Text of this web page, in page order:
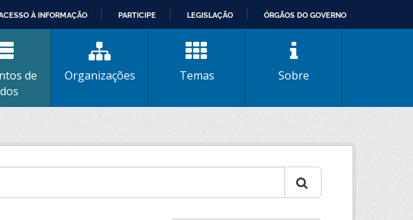
À INFORMAÇÃO PARTICIPE LEGISLAÇÃO ÓRGÃOS DO GOVERNO
de
Organizações Temas Sobre